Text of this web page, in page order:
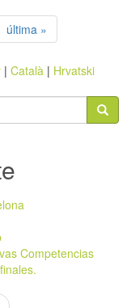
última »
Català Hrvatski
Competencias